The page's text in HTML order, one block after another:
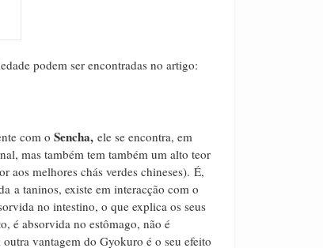
podem ser encontradas no artigo:
com o Sencha, ele se encontra, em
mas também tem também um alto teor
aos melhores chás verdes chineses). É,
a taninos, existe em interacção com o
no intestino, o que explica os seus
é absorvida no estômago, não é
outra vantagem do Gyokuro é o seu efeito